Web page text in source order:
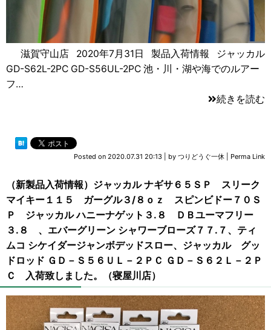
滋賀守山店 2020年7月31日 製品入荷情報 ジャッカル
GD-S62L-2PC GD-S56UL-2PC 池・川・湖や海でのルアー
フ…
続きを読む
Posted on 2020.07.31 20:13 by つりどうぐ一休 Perma Link
（新製品入荷情報）ジャッカル ナギサ６５ＳＰ スリーク
マイキー１１５ ガーグル３/８ｏｚ スピンビドー７０Ｓ
Ｐ ジャッカル ハニーナゲット３.８ ＤＢユーマフリー
３.８ 、エバーグリーン シャワーブローズ７７.７、ティ
ムコ シケイダージャンボデッドスロー、ジャッカル グッ
ドロッド ＧＤ－Ｓ５６ＵＬ－２ＰＣ ＧＤ－Ｓ６２Ｌ－２Ｐ
Ｃ 入荷致しました。（寝屋川店）